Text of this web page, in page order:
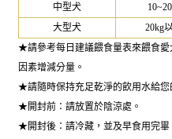
中型犬
大型犬
20kg
★請參考每日建議餵食量表來餵食
因素增減分量。
★請隨時保持充足乾淨的飲用水給您
★開封前：請放置於陰涼處。
★開封後：請冷藏，並及早食用完畢